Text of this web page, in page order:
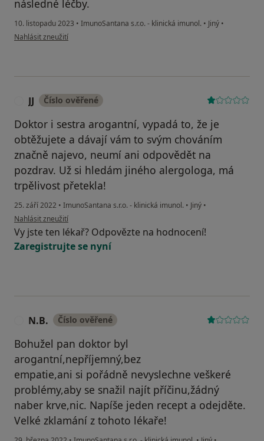
následné léčby.
10. listopadu 2023 • ImunoSantana s.r.o. - klinická imunol. • Jiný •
podle názoru uživatele Srncová
Nahlásit zneužití
JJ Číslo ověřené
Doktor i sestra arogantní, vypadá to, že je
obtěžujete a dávají vám to svým chováním
značně najevo, neumí ani odpovědět na
pozdrav. Už si hledám jiného alergologa, má
trpělivost přetekla!
25. září 2022 • ImunoSantana s.r.o. - klinická imunol. • Jiný •
podle názoru uživatele JJ
Nahlásit zneužití
Vy jste ten lékař? Odpovězte na hodnocení!
Zaregistrujte se nyní
N.B. Číslo ověřené
Bohužel pan doktor byl
arogantní,nepříjemný,bez
empatie,ani si pořádně nevyslechne veškeré
problémy,aby se snažil najít příčinu,žádný
naber krve,nic. Napíše jeden recept a odejděte.
Velké zklamání z tohoto lékaře!